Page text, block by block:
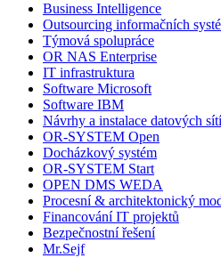
Business Intelligence
Outsourcing informačních
Týmová spolupráce
OR NAS Enterprise
IT infrastruktura
Software Microsoft
Software IBM
Návrhy a instalace datových sítí
OR-SYSTEM Open
Docházkový systém
OR-SYSTEM Start
OPEN DMS WEDA
Procesní & architektonický
Financování IT projektů
Bezpečnostní řešení
Mr.Sejf